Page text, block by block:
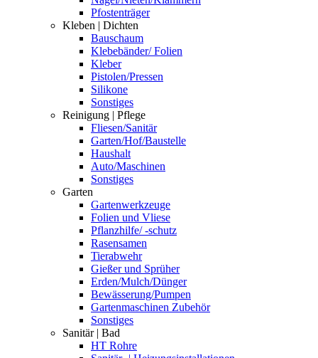
Pfostenträger
Kleben | Dichten
Bauschaum
Klebebänder/ Folien
Kleber
Pistolen/Pressen
Silikone
Sonstiges
Reinigung | Pflege
Fliesen/Sanitär
Garten/Hof/Baustelle
Haushalt
Auto/Maschinen
Sonstiges
Garten
Gartenwerkzeuge
Folien und Vliese
Pflanzhilfe/ -schutz
Rasensamen
Tierabwehr
Gießer und Sprüher
Erden/Mulch/Dünger
Bewässerung/Pumpen
Gartenmaschinen Zubehör
Sonstiges
Sanitär | Bad
HT Rohre